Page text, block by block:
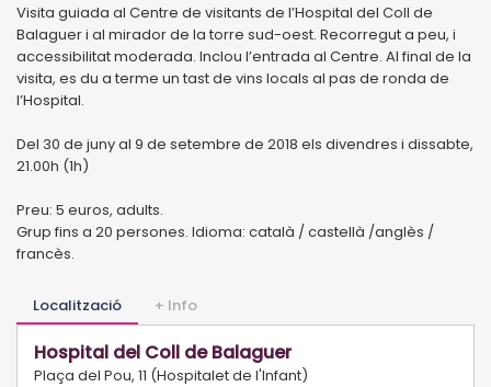
Visita guiada al Centre de visitants de l’Hospital del Coll de
Balaguer i al mirador de la torre sud-oest. Recorregut a peu, i
accessibilitat moderada. Inclou l’entrada al Centre. Al final de la
visita, es du a terme un tast de vins locals al pas de ronda de
l’Hospital.
Del 30 de juny al 9 de setembre de 2018 els divendres i dissabte,
21.00h (1h)
Preu: 5 euros, adults.
Grup fins a 20 persones. Idioma: català / castellà /anglès /
francès.
Localització + Info
Hospital del Coll de Balaguer
Plaça del Pou, 11 (Hospitalet de l'Infant)